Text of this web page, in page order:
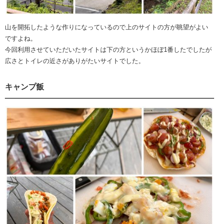
山を開拓したような作りになっているので上のサイトの方が眺望がよい
ですよね。
今回利用させていただいたサイトは下の方というかほぼ1番したでしたが
広さとトイレの近さがありがたいサイトでした。
キャンプ飯